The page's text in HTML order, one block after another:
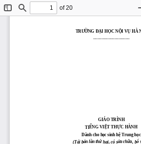
ToggleFind
of 20
TRƯỜNG ĐẠI HỌC NỘI VỤ HÀ
GIÁO TRÌNH
TIẾNG VIỆT THỰC HÀNH
Dành cho học sinh hệ Trung học
(Tái bản lần thứ hai, có sửa chữa , bổ